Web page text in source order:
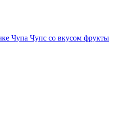
Чупа Чупс со вкусом фрукты